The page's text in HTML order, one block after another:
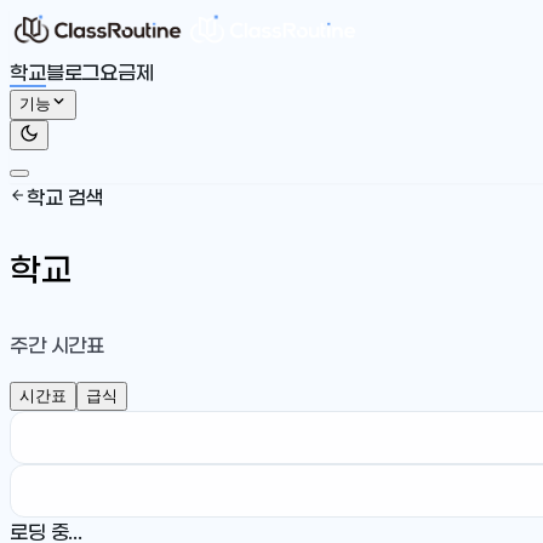
학교블로그요금제
기능
학교 검색
학교
주간 시간표
시간표 급식
로딩 중...